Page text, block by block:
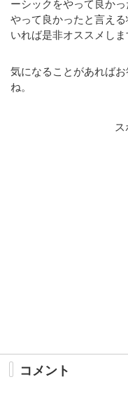
ーシックをやって良か
やって良かったと言え
いれば是非オススメしま
気になることがあれば
ね。
コメント